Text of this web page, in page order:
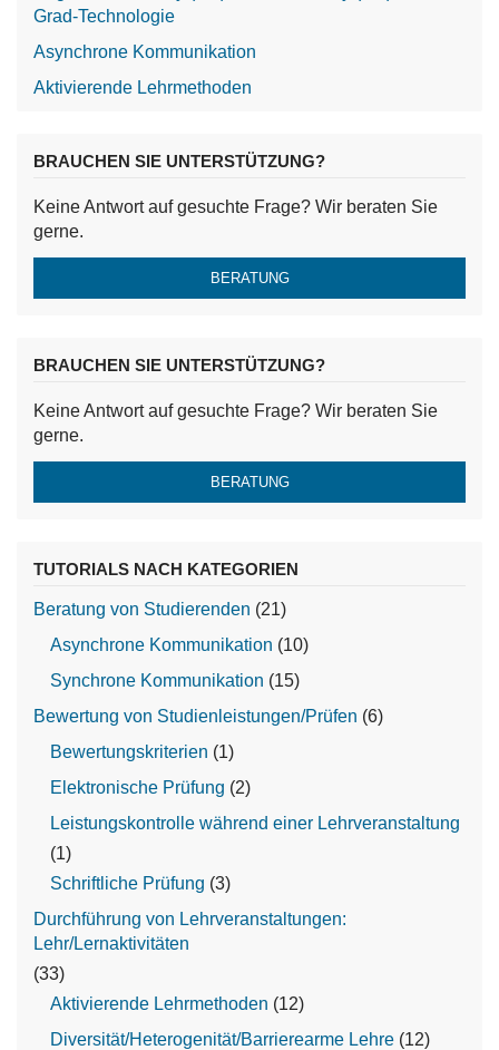
Grad-Technologie
Asynchrone Kommunikation
Aktivierende Lehrmethoden
BRAUCHEN SIE UNTERSTÜTZUNG?
Keine Antwort auf gesuchte Frage? Wir beraten Sie
gerne.
BERATUNG
BRAUCHEN SIE UNTERSTÜTZUNG?
Keine Antwort auf gesuchte Frage? Wir beraten Sie
gerne.
BERATUNG
TUTORIALS NACH KATEGORIEN
Beratung von Studierenden (21)
Asynchrone Kommunikation (10)
Synchrone Kommunikation (15)
Bewertung von Studienleistungen/Prüfen (6)
Bewertungskriterien (1)
Elektronische Prüfung (2)
Leistungskontrolle während einer Lehrveranstaltung
(1)
Schriftliche Prüfung (3)
Durchführung von Lehrveranstaltungen:
Lehr/Lernaktivitäten
(33)
Aktivierende Lehrmethoden (12)
Diversität/Heterogenität/Barrierearme Lehre (12)